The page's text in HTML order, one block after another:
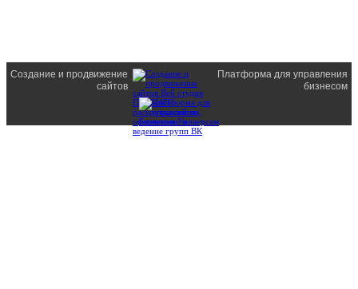
Создание и продвижение
сайтов
Платформа для управления
бизнесом